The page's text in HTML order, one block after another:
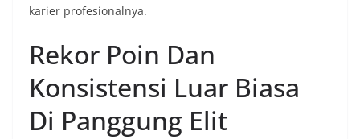
karier profesionalnya.
Rekor Poin Dan
Konsistensi Luar Biasa
Di Panggung Elit